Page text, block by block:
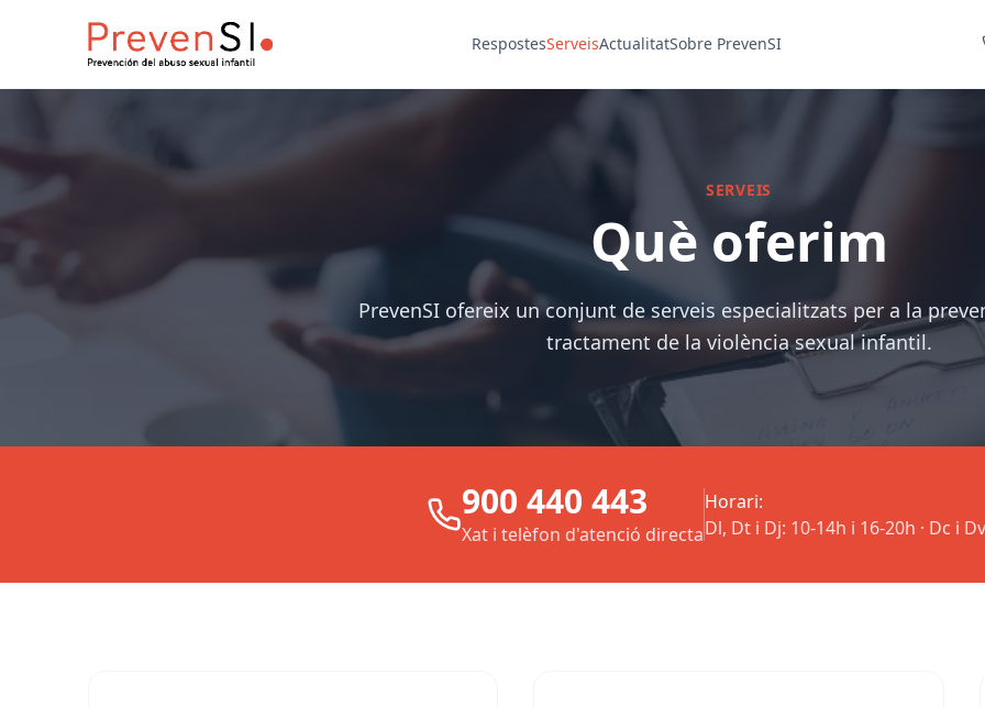
RespostesServeisActualitatSobre PrevenSI
SERVEIS
Què oferim
PrevenSI ofereix un conjunt de serveis especialitzats per a la
tractament de la violència sexual infantil.
900 440 443
Xat i telèfon d'atenció directa
Horari:
Dl, Dt i Dj: 10-14h i 16-20h · Dc i